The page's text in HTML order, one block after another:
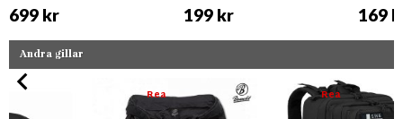
699 kr 199 kr 169
Andra gillar
Rea Rea